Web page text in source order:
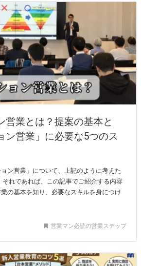
営業とは？提案の基本と
ン営業」に必要な5つのス
ン営業」について、上記のように考えた
それであれば、この記事でご紹介する内容
の基本を知り、必要なスキルを身につけ
営業マン必読の営業ステップ